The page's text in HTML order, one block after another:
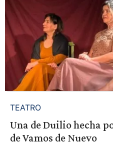
TEATRO
Una de Duilio hecha
de Vamos de Nuevo